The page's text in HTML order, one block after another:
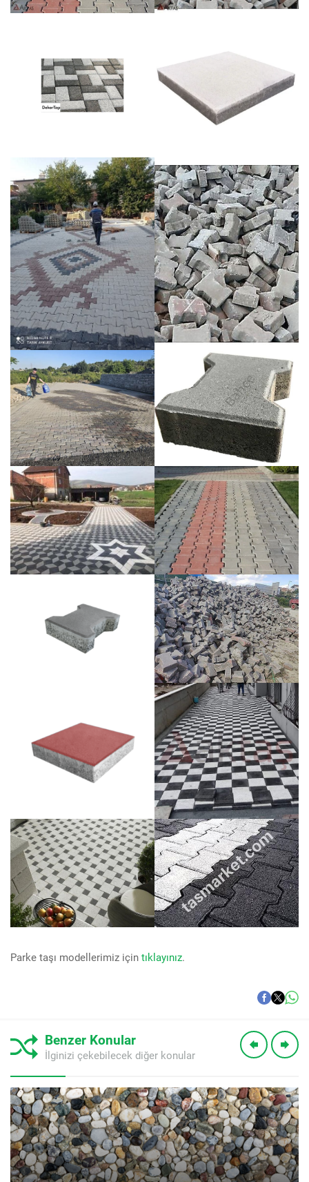
Parke taşı modellerimiz için tıklayınız.
Benzer Konular
İlginizi çekebilecek diğer konular